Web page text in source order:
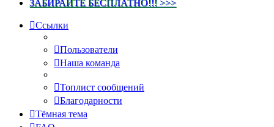
ЗАБИРАЙТЕ БЕСПЛАТНО!!! >>>
Ссылки
Пользователи
Наша команда
Топлист сообщений
Благодарности
Тёмная тема